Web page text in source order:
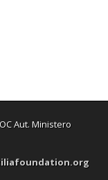
Aut. Ministero